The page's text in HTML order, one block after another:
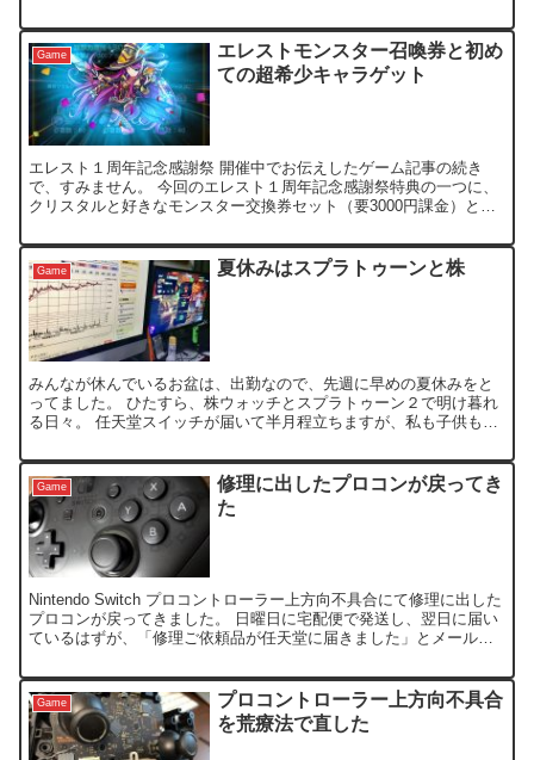
Game
エレストモンスター召喚券と初め
ての超希少キャラゲット
エレスト１周年記念感謝祭 開催中でお伝えしたゲーム記事の続き
で、すみません。 今回のエレスト１周年記念感謝祭特典の一つに、
クリスタルと好きなモンスター交換券セット（要3000円課金）と言
Game 夏休みはスプラトゥーンと株
みんなが休んでいるお盆は、出勤なので、先週に早めの夏休みをと
ってました。 ひたすら、株ウォッチとスプラトゥーン２で明け暮れ
る日々。 任天堂スイッチが届いて半月程立ちますが、私も子供もス
Game
修理に出したプロコンが戻ってき
た
Nintendo Switch プロコントローラー上方向不具合にて修理に出した
プロコンが戻ってきました。 日曜日に宅配便で発送し、翌日に届い
ているはずが、「修理ご依頼品が任天堂に届きました」とメールが
Game
プロコントローラー上方向不具合
を荒療法で直した